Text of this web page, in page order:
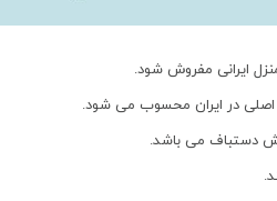
ایرانی مفروش شود.
در ایران محسوب می شود.
دستباف می باشد.